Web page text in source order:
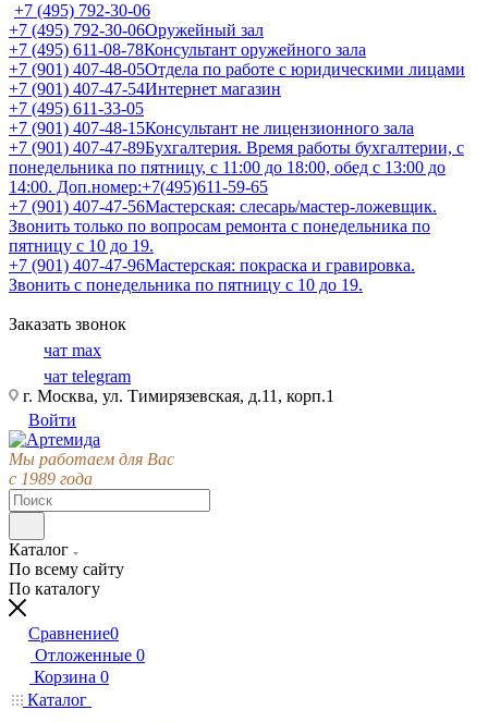
+7 (495) 792-30-06
+7 (495) 792-30-06Оружейный зал
+7 (495) 611-08-78Консультант оружейного зала
+7 (901) 407-48-05Отдела по работе с юридическими лицами
+7 (901) 407-47-54Интернет магазин
+7 (495) 611-33-05
+7 (901) 407-48-15Консультант не лицензионного зала
+7 (901) 407-47-89Бухгалтерия. Время работы бухгалтерии, с
понедельника по пятницу, с 11:00 до 18:00, обед с 13:00 до
14:00. Доп.номер:+7(495)611-59-65
+7 (901) 407-47-56Мастерская: слесарь/мастер-ложевщик.
Звонить только по вопросам ремонта с понедельника по
пятницу с 10 до 19.
+7 (901) 407-47-96Мастерская: покраска и гравировка.
Звонить с понедельника по пятницу с 10 до 19.
Заказать звонок
чат max
чат telegram
г. Москва, ул. Тимирязевская, д.11, корп.1
Войти
Мы работаем для Вас
с 1989 года
Каталог
По всему сайту
По каталогу
Сравнение0
Отложенные 0
Корзина 0
Каталог